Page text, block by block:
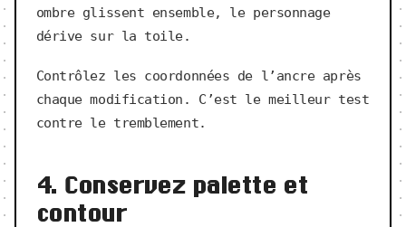
ombre glissent ensemble, le personnage
dérive sur la toile.
Contrôlez les coordonnées de l’ancre après
chaque modification. C’est le meilleur test
contre le tremblement.
4. Conservez palette et
contour